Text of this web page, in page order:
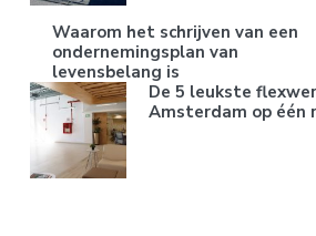
Waarom het schrijven van een
ondernemingsplan van
levensbelang is
De 5 leukste
Amsterdam op één